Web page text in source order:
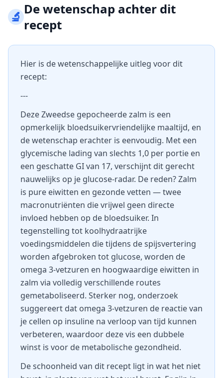
🔬De wetenschap achter dit
recept
Hier is de wetenschappelijke uitleg voor dit
recept:
---
Deze Zweedse gepocheerde zalm is een
opmerkelijk bloedsuikervriendelijke maaltijd, en
de wetenschap erachter is eenvoudig. Met een
glycemische lading van slechts 1,0 per portie en
een geschatte GI van 17, verschijnt dit gerecht
nauwelijks op je glucose-radar. De reden? Zalm
is pure eiwitten en gezonde vetten — twee
macronutriënten die vrijwel geen directe
invloed hebben op de bloedsuiker. In
tegenstelling tot koolhydraatrijke
voedingsmiddelen die tijdens de spijsvertering
worden afgebroken tot glucose, worden de
omega 3-vetzuren en hoogwaardige eiwitten in
zalm via volledig verschillende routes
gemetaboliseerd. Sterker nog, onderzoek
suggereert dat omega 3-vetzuren de reactie van
je cellen op insuline na verloop van tijd kunnen
verbeteren, waardoor deze vis een dubbele
winst is voor de metabolische gezondheid.
De schoonheid van dit recept ligt in wat het niet